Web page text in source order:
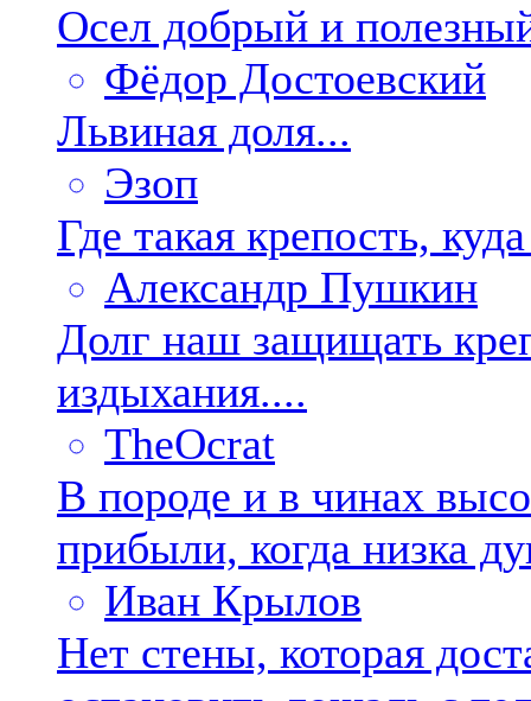
Осел добрый и
Фёдор Достоевский
Львиная доля...
Эзоп
Где такая крепость,
Александр Пушкин
Долг наш защищать
издыхания....
TheOcrat
В породе и в чинах
прибыли, когда низка
Иван Крылов
Нет стены, которая